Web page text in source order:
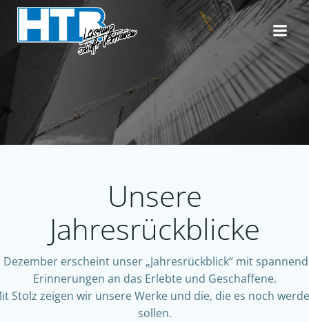
Zum
Inhalt
springen
Unsere
Jahresrückblicke
Dezember erscheint unser „Jahresrückblick“ mit
Erinnerungen an das Erlebte und Geschaffene.
Stolz zeigen wir unsere Werke und die, die es noch
sollen.